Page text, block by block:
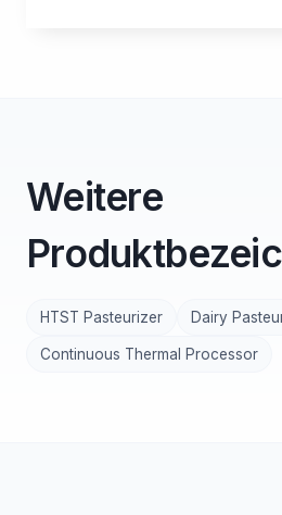
Weitere
HTST Pasteurizer Dairy
Continuous Thermal Processor